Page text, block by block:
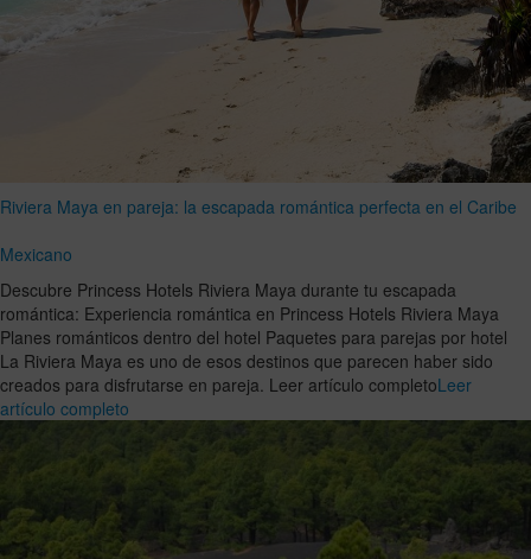
Riviera Maya en pareja: la escapada romántica perfecta en el Caribe
Mexicano
Descubre Princess Hotels Riviera Maya durante tu escapada
romántica: Experiencia romántica en Princess Hotels Riviera Maya
Planes románticos dentro del hotel Paquetes para parejas por hotel
La Riviera Maya es uno de esos destinos que parecen haber sido
creados para disfrutarse en pareja. Leer artículo completoLeer
artículo completo